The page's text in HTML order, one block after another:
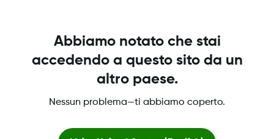
Risposta di Siri
Quando una lettura è disponibile, puoi attivare
per l'impostazione della frase sopra) e lei
Abbiamo notato che stai
accedendo a questo sito da un
altro paese.
Nessun problema—ti abbiamo coperto.